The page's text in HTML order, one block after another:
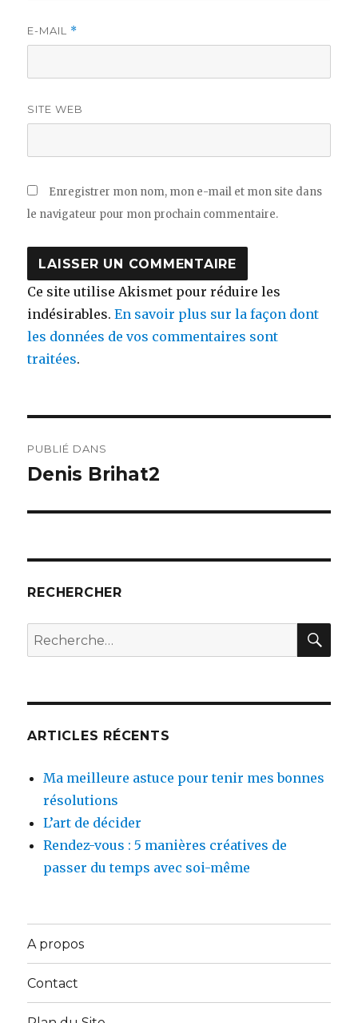
E-MAIL *
SITE WEB
Enregistrer mon nom, mon e-mail et mon site dans
le navigateur pour mon prochain commentaire.
Ce site utilise Akismet pour réduire les
indésirables.En savoir plus sur la façon dont
les données de vos commentaires sont
traitées.
de
PUBLIÉ DANS
Denis Brihat2
RECHERCHER
Recherche
pour :
ARTICLES RÉCENTS
Ma meilleure astuce pour tenir mes bonnes
résolutions
L’art de décider
Rendez-vous : 5 manières créatives de
passer du temps avec soi-même
A propos
Contact